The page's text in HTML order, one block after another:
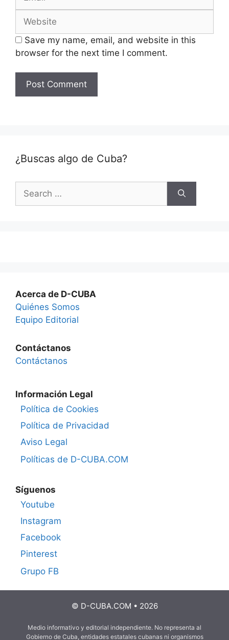
Save my name, email, and website in this
browser for the next time I comment.
¿Buscas algo de Cuba?
for:
Acerca de D-CUBA
Quiénes Somos
Equipo Editorial
Contáctanos
Contáctanos
Información Legal
Política de Cookies
Política de Privacidad
Aviso Legal
Políticas de D-CUBA.COM
Síguenos
Youtube
Instagram
Facebook
Pinterest
Grupo FB
© D-CUBA.COM • 2026
Medio informativo y editorial independiente. No representa al
Gobierno de Cuba, entidades estatales cubanas ni organismos